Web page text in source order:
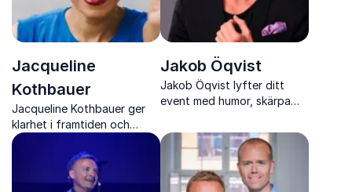
Jacqueline
Kothbauer
Jacqueline Kothbauer ger
klarhet i framtiden och
konkreta verktyg för att
agera i en värld präglad av
digital transformation och
Jakob Öqvist
Jakob Öqvist lyfter ditt
event med humor, skärpa
engagerar hela publiken